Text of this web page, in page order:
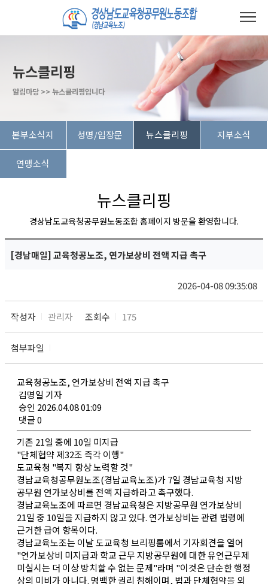
뉴스클리핑
알림마당 >> 뉴스클리핑입니다
본부소식지 성명/입장문 뉴스클리핑 지부소식
연맹소식
뉴스클리핑
경상남도교육청공무원노동조합 홈페이지 방문을 환영합니다.
[경남매일] 교육청공노조, 연가보상비 전액 지급 촉구
2026-04-08 09:35:08
작성자 관리자 조회수 175
첨부파일
교육청공노조, 연가보상비 전액 지급 촉구
김명일 기자
승인 2026.04.08 01:09
댓글 0
기존 21일 중에 10일 미지급
"단체협약 제32조 즉각 이행"
도교육청 "복지 향상 노력할 것"
경남교육청공무원노조(경남교육노조)가 7일 경남교육청 지방
공무원 연가보상비를 전액 지급하라고 촉구했다.
경남교육노조에 따르면 경남교육청은 지방공무원 연가보상비
21일 중 10일을 지급하지 않고 있다. 연가보상비는 관련 법령에
근거한 급여 항목이다.
경남교육노조는 이날 도교육청 브리핑룸에서 기자회견을 열어
"연가보상비 미지급과 학교 근무 지방공무원에 대한 유연근무제
미실시는 더 이상 방치할 수 없는 문제"라며 "이것은 단순한 행정
상의 미비가 아니다. 명백한 권리 침해이며, 법과 단체협약을 외